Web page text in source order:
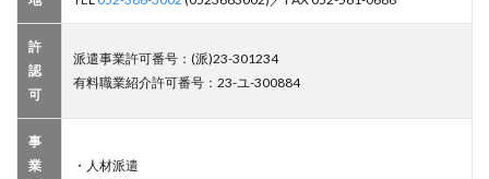
許
認
可
派遣事業許可番号：(派)23-301234
有料職業紹介許可番号：23-ユ-300884
事
業
・人材派遣